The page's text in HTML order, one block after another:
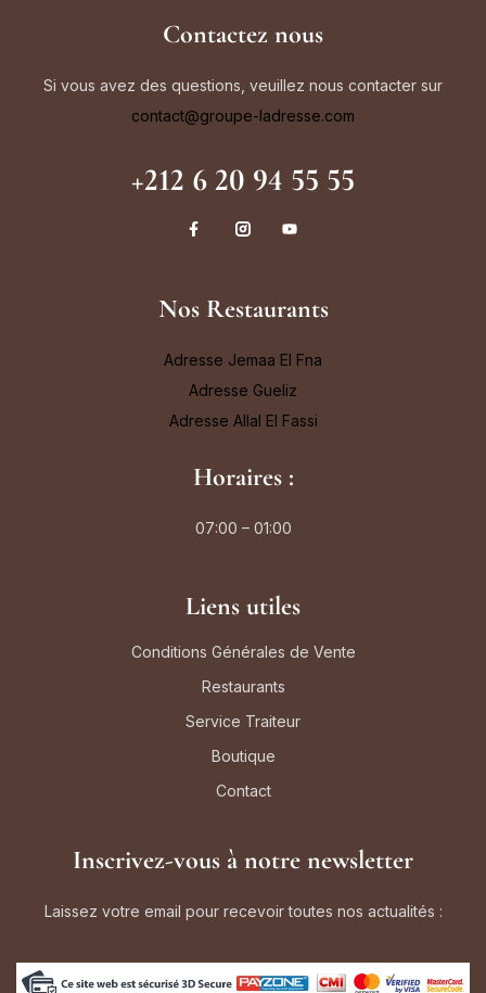
Contactez nous
Si vous avez des questions, veuillez nous contacter sur
contact@groupe-ladresse.com
+212 6 20 94 55 55
Nos Restaurants
Adresse Jemaa El Fna
Adresse Gueliz
Adresse Allal El Fassi
Horaires :
07:00 – 01:00
Liens utiles
Conditions Générales de Vente
Restaurants
Service Traiteur
Boutique
Contact
Inscrivez-vous à notre newsletter
Laissez votre email pour recevoir toutes nos actualités :